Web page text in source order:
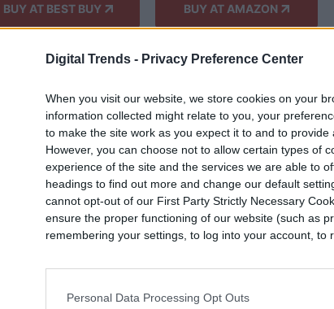
Digital Trends - Privacy Preference Center
When you visit our website, we store cookies on your
information collected might relate to you, your
to make the site work as you expect it to and to
However, you can choose not to allow certain types of
experience of the site and the services we are able to
headings to find out more and change our default
cannot opt-out of our First Party Strictly Necessary
ensure the proper functioning of our website (such as
remembering your settings, to log into your account, to
Personal Data Processing Opt Outs
BUY AT BEST BUY BUY AT AMAZON